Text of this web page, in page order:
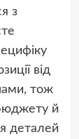
з
від
тож
й
деталей